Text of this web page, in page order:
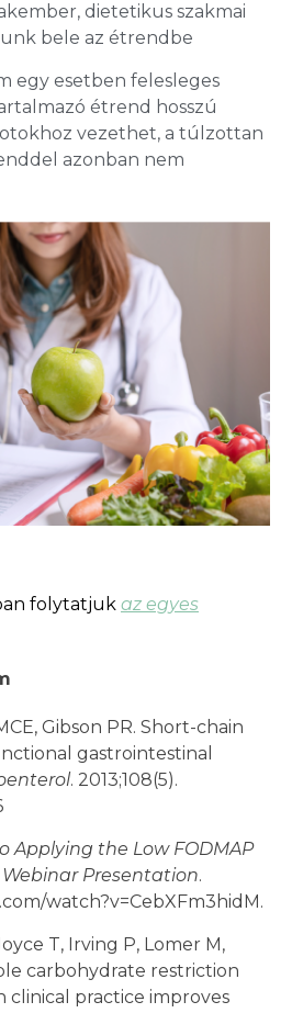
dietetikus szakmai
bele az étrendbe
egy esetben felesleges
étrend hosszú
vezethet, a túlzottan
azonban nem
folytatjuk az egyes
Gibson PR. Short-chain
gastrointestinal
. 2013;108(5).
Applying the Low FODMAP
Presentation.
watch?v=CebXFm3hidM.
T, Irving P, Lomer M,
carbohydrate restriction
clinical practice improves